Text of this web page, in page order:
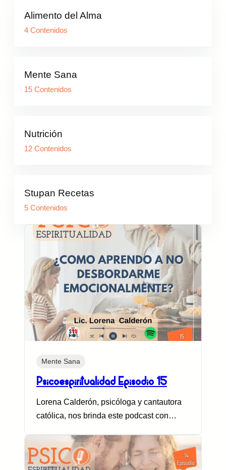
Alimento del Alma
4 Contenidos
Mente Sana
15 Contenidos
Nutrición
12 Contenidos
Stupan Recetas
5 Contenidos
Mente Sana
Psicoespiritualidad Episodio 15
Lorena Calderón, psicóloga y cantautora
católica, nos brinda este podcast con…